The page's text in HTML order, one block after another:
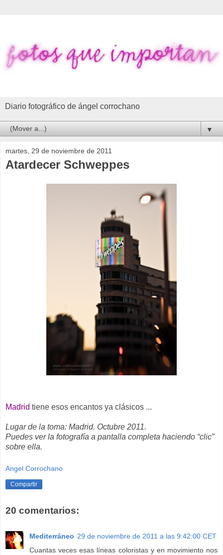
Diario fotográfico de ángel corrochano
▼
martes, 29 de noviembre de 2011
Atardecer Schweppes
Madrid tiene esos encantos ya clásicos ...
Lugar de la toma: Madrid. Octubre 2011.
Puedes ver la fotografía a pantalla completa haciendo “clic”
sobre ella.
Angel Corrochano
Compartir
20 comentarios:
Mediterráneo 29 de noviembre de 2011 a las 9:42:00 CET
Cuantas veces esas líneas coloristas y en movimiento nos